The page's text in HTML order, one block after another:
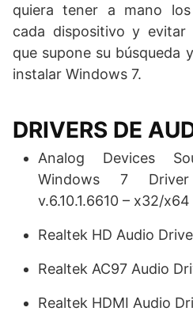
quiera tener a mano
cada dispositivo y
que supone su búsqueda
instalar Windows 7.
DRIVERS DE
Analog Devices
Windows 7
v.6.10.1.6610 – x32/x64
Realtek HD Audio
Realtek AC97 Audio
Realtek HDMI Audio